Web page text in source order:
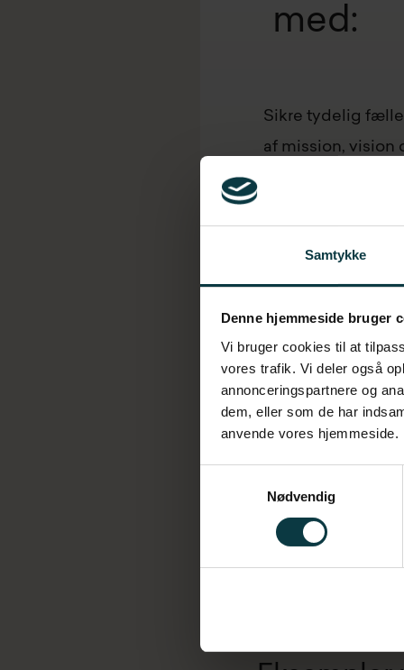
Samtykke
Denne hjemmeside bruger
Vi bruger cookies til at
vores trafik. Vi deler også
annonceringspartnere og
dem, eller som de har
anvende vores hjemmeside.
Nødvendig
med:
Sikre tydelig
af mission, vision
Udvikle og flytte
Analysere den
adfærd
Træne lederne til
Udvikle